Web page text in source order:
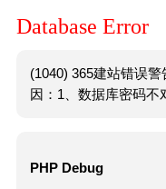
Database Error
(1040) 365建站错误
因：1、数据库密码不
PHP Debug